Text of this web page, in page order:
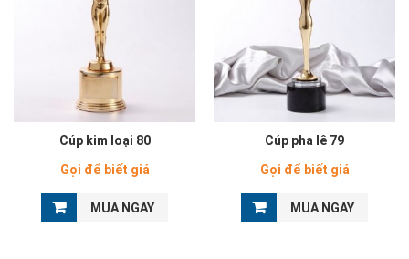
Cúp kim loại 80
Gọi để biết giá
MUA NGAY
Cúp pha lê 79
Gọi để biết giá
MUA NGAY